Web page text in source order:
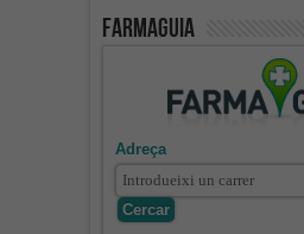
Farmaguia
Adreça